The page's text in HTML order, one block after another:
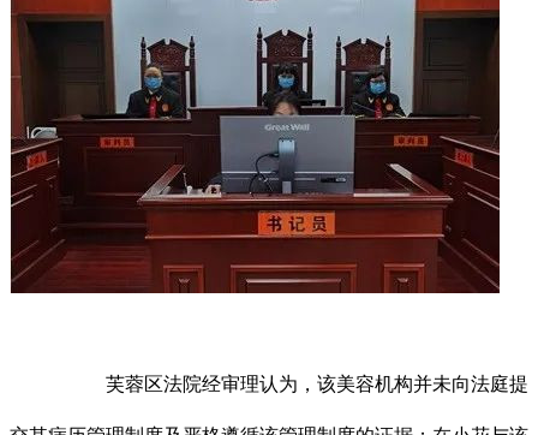
芙蓉区法院经审理认为，该美容机构并未向法庭提